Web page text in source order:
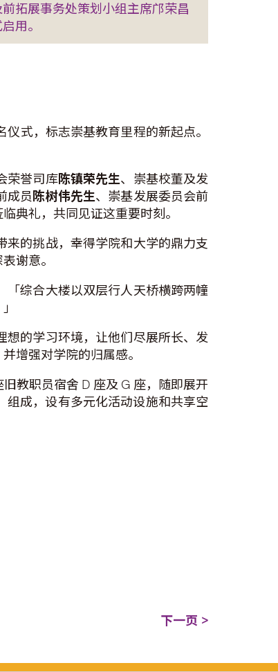
拓展事务处策划小组主席邝荣昌
用。
式，标志崇基教育里程的新起点。
荣誉司库陈镇荣先生、崇基校董及发
成员 陈树伟先生、崇基发展委员会前
典礼，共同见证这重要时刻。
的挑战，幸得学院和大学的鼎力支
谢意。
「综合大楼以双层行人天桥横跨两幢
的学习环境，让他们尽展所长、发
增强对学院的归属感。
教职员宿舍 D 座及 G 座，随即展开
组成，设有多元化活动设施和共享空
下一页 >